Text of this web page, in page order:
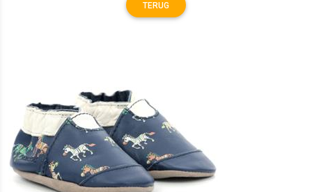
TERUG